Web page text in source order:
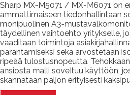
Sharp MX-M5071 / MX-M6071 on
ammattimaiseen tiedonhallintaan
monipuolinen A3-
täydellinen vaihtoehto yritykselle,
vaaditaan toimintoja
parantamiseksi sekä arvostetaan
ripeää tulostusnopeutta.
ansiosta malli soveltuu käyttöön,
skannataan paljon erityisesti